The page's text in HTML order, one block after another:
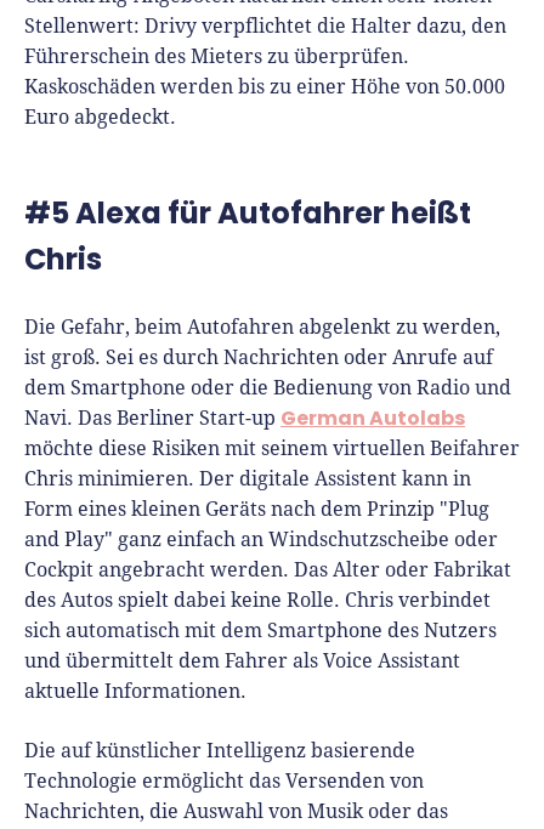
Stellenwert: Drivy verpflichtet die Halter dazu, den
Führerschein des Mieters zu überprüfen.
Kaskoschäden werden bis zu einer Höhe von 50.000
Euro abgedeckt.
#5 Alexa für Autofahrer heißt
Chris
Die Gefahr, beim Autofahren abgelenkt zu werden,
ist groß. Sei es durch Nachrichten oder Anrufe auf
dem Smartphone oder die Bedienung von Radio und
Navi. Das Berliner Start-up German Autolabs
möchte diese Risiken mit seinem virtuellen Beifahrer
Chris minimieren. Der digitale Assistent kann in
Form eines kleinen Geräts nach dem Prinzip "Plug
and Play" ganz einfach an Windschutzscheibe oder
Cockpit angebracht werden. Das Alter oder Fabrikat
des Autos spielt dabei keine Rolle. Chris verbindet
sich automatisch mit dem Smartphone des Nutzers
und übermittelt dem Fahrer als Voice Assistant
aktuelle Informationen.
Die auf künstlicher Intelligenz basierende
Technologie ermöglicht das Versenden von
Nachrichten, die Auswahl von Musik oder das